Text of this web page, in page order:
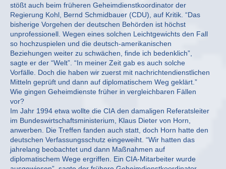
stößt auch beim früheren Geheimdienstkoordinator der
Regierung Kohl, Bernd Schmidbauer (CDU), auf Kritik. “Das
bisherige Vorgehen der deutschen Behörden ist höchst
unprofessionell. Wegen eines solchen Leichtgewichts den Fall
so hochzuspielen und die deutsch-amerikanischen
Beziehungen weiter zu schwächen, finde ich bedenklich”,
sagte er der “Welt”. “In meiner Zeit gab es auch solche
Vorfälle. Doch die haben wir zuerst mit nachrichtendienstlichen
Mitteln geprüft und dann auf diplomatischem Weg geklärt.”
Wie gingen Geheimdienste früher in vergleichbaren Fällen
vor?
Im Jahr 1994 etwa wollte die CIA den damaligen Referatsleiter
im Bundeswirtschaftsministerium, Klaus Dieter von Horn,
anwerben. Die Treffen fanden auch statt, doch Horn hatte den
deutschen Verfassungsschutz eingeweiht. “Wir hatten das
jahrelang beobachtet und dann Maßnahmen auf
diplomatischem Wege ergriffen. Ein CIA-Mitarbeiter wurde